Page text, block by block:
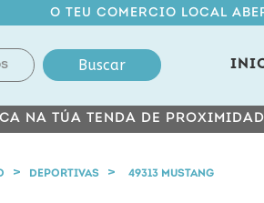
O TEU COMERCIO LOCAL
Buscar
NA TÚA TENDA DE
DEPORTIVAS 49313 MUSTANG